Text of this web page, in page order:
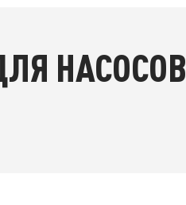
НАСОСОВ